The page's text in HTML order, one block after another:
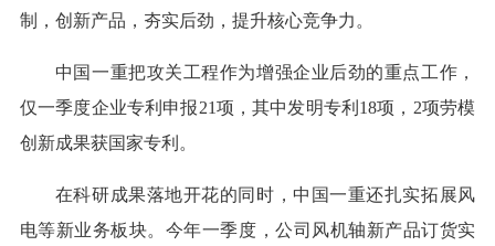
制，创新产品，夯实后劲，提升核心竞争力。
中国一重把攻关工程作为增强企业后劲的重点工作，
仅一季度企业专利申报21项，其中发明专利18项，2项劳模
创新成果获国家专利。
在科研成果落地开花的同时，中国一重还扎实拓展风
电等新业务板块。今年一季度，公司风机轴新产品订货实